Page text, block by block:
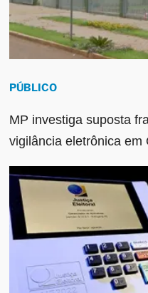
PÚBLICO
MP investiga suposta
vigilância eletrônica em